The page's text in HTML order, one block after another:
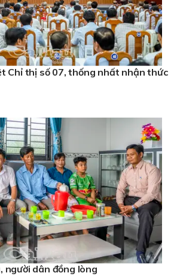
Chỉ thị số 07, thống nhất nhận thức
người dân đồng lòng